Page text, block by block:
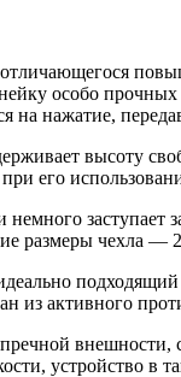
особо
на нажатие,
высоту
его
немного
размеры чехла —
из активного
устройство в